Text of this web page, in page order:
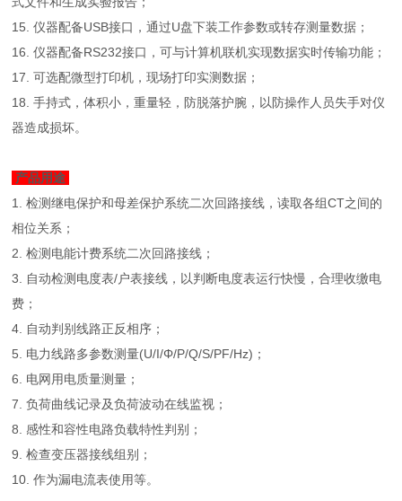
15. 仪器配备USB接口，通过U盘下装工作参数或转存测量数据；
16. 仪器配备RS232接口，可与计算机联机实现数据实时传输功能；
17. 可选配微型打印机，现场打印实测数据；
18. 手持式，体积小，重量轻，防脱落护腕，以防操作人员失手对仪
器造成损坏。
产品用途
1. 检测继电保护和母差保护系统二次回路接线，读取各组CT之间的
相位关系；
2. 检测电能计费系统二次回路接线；
3. 自动检测电度表/户表接线，以判断电度表运行快慢，合理收缴电
费；
4. 自动判别线路正反相序；
5. 电力线路多参数测量(U/I/Φ/P/Q/S/PF/Hz)；
6. 电网用电质量测量；
7. 负荷曲线记录及负荷波动在线监视；
8. 感性和容性电路负载特性判别；
9. 检查变压器接线组别；
10. 作为漏电流表使用等。